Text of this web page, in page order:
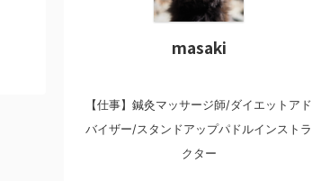
masaki
【仕事】鍼灸マッサージ師/ダイエットアド
バイザー/スタンドアップパドルインストラ
クター